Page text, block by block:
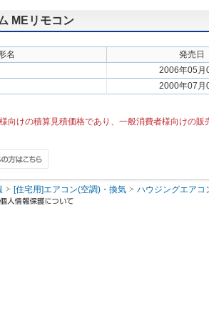
MEリモコン
名
発売日
2006年05月
2000年07月
向けの積算見積価格であり、一般消費者様向けの販
[住宅用]エアコン(空調)・換気 ハウジングエアコ